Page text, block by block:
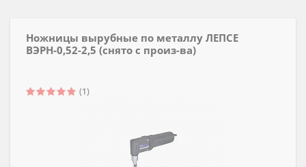
Ножницы вырубные по металлу ЛЕПСЕ
ВЭРН-0,52-2,5 (снято с произ-ва)